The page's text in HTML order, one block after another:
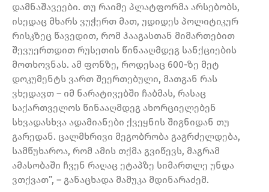
დამნაშავეები. თუ რაიმე პლატფორმა არსებობს,
ისედაც მხარს ვუჭერთ მათ, უდიდეს პოლიტიკურ
რისკზეც წავედით, რომ ჰააგასთან მიმართებით
შევუერთდით რუსეთის წინააღმდეგ სანქციების
მოთხოვნას. ამ ფონზე, როდესაც 600-ზე მეტ
დოკუმენტს ვართ შეერთებული, მათგან რას
ვხედავთ – იმ ნარატივებში ჩაბმას, რასაც
საქართველოს წინააღმდეგ ახორციელებენ
სხვადასხვა ადამიანები ქვეყნის შიგნიდან თუ
გარედან. ცალმხრივი მეგობრობა გაგრძელდება,
სამწუხაროა, რომ ამის თქმა გვიწევს, მაგრამ
ამასობაში ჩვენ რაღაც ეტაპზე სიმართლე უნდა
ვთქვათ”, – განაცხადა მამუკა მდინარაძემ.